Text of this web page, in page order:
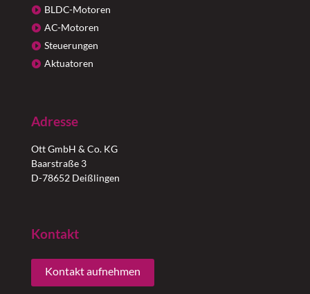
BLDC-Motoren
AC-Motoren
Steuerungen
Aktuatoren
Adresse
Ott GmbH & Co. KG
Baarstraße 3
D-78652 Deißlingen
Kontakt
Kontakt aufnehmen